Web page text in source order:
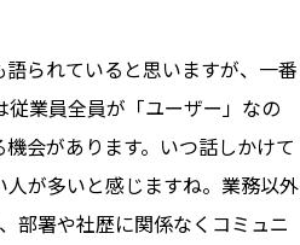
られていると思いますが、一番
業員全員が「ユーザー」なの
会があります。いつ話しかけて
が多いと感じますね。業務以外
部署や社歴に関係なくコミュニ